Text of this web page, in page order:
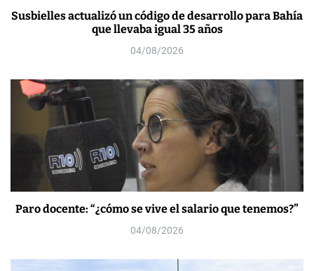
Susbielles actualizó un código de desarrollo para Bahía
que llevaba igual 35 años
04/08/2026
Paro docente: “¿cómo se vive el salario que tenemos?”
04/08/2026